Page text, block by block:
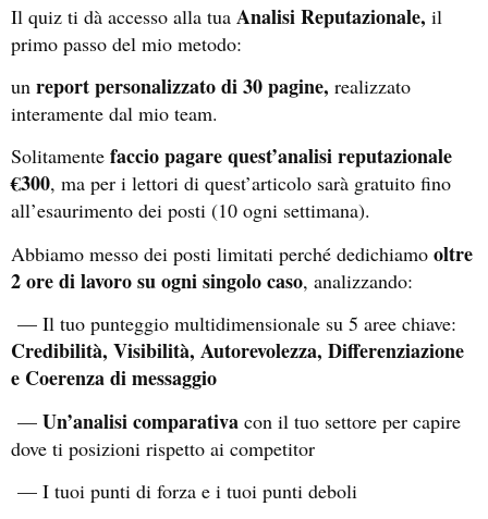
Il quiz ti dà accesso alla tua Analisi Reputazionale, il
primo passo del mio metodo:
un report personalizzato di 30 pagine, realizzato
interamente dal mio team.
Solitamente faccio pagare quest’analisi reputazionale
€300, ma per i lettori di quest’articolo sarà gratuito fino
all’esaurimento dei posti (10 ogni settimana).
Abbiamo messo dei posti limitati perché dedichiamo oltre
2 ore di lavoro su ogni singolo caso, analizzando:
— Il tuo punteggio multidimensionale su 5 aree chiave:
Credibilità, Visibilità, Autorevolezza, Differenziazione
e Coerenza di messaggio
— Un’analisi comparativa con il tuo settore per capire
dove ti posizioni rispetto ai competitor
— I tuoi punti di forza e i tuoi punti deboli